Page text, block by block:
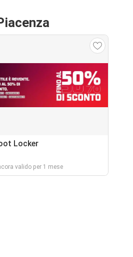
Locker
valido per 1 mese